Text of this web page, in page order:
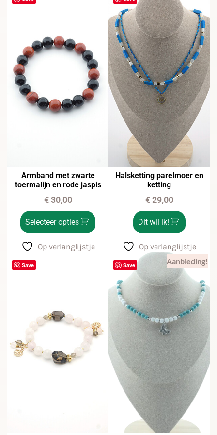
Armband met zwarte
toermalijn en rode jaspis
€30,00
Selecteer opties
Op verlanglijstje
Halsketting parelmoer en
ketting
€29,00
Dit wil ik!
Op verlanglijstje
Save Save Aanbieding!